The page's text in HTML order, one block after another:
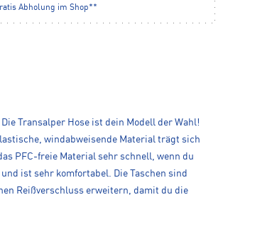
Abholung im Shop**
Transalper Hose ist dein Modell der Wahl!
windabweisende Material trägt sich
PFC-freie Material sehr schnell, wenn du
ist sehr komfortabel. Die Taschen sind
Reißverschluss erweitern, damit du die